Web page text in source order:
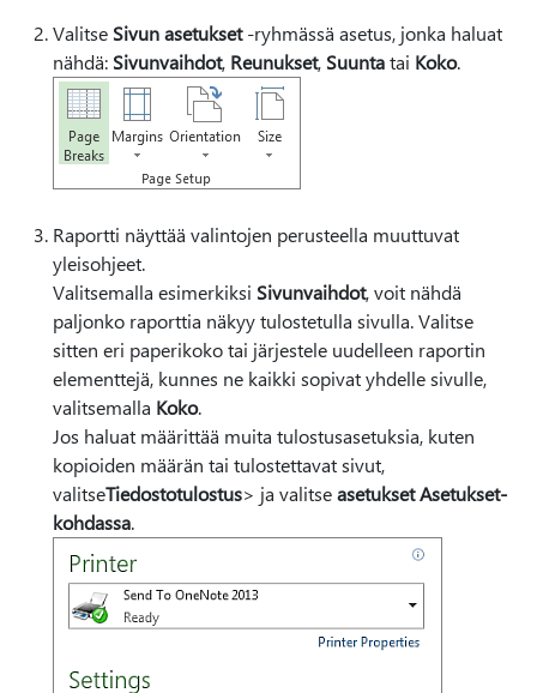
Valitse Sivun asetukset-ryhmässä asetus, jonka haluat
nähdä: Sivunvaihdot, Reunukset, Suuntatai Koko.
Raportti näyttää valintojen perusteella muuttuvat
yleisohjeet.
Valitsemalla esimerkiksi Sivunvaihdot, voit nähdä
paljonko raporttia näkyy tulostetulla sivulla. Valitse
sitten eri paperikoko tai järjestele uudelleen raportin
elementtejä, kunnes ne kaikki sopivat yhdelle sivulle,
valitsemalla Koko.
Jos haluat määrittää muita tulostusasetuksia, kuten
kopioiden määrän tai tulostettavat sivut,
valitseTiedostotulostus> ja valitseasetukset Asetukset-
kohdassa.